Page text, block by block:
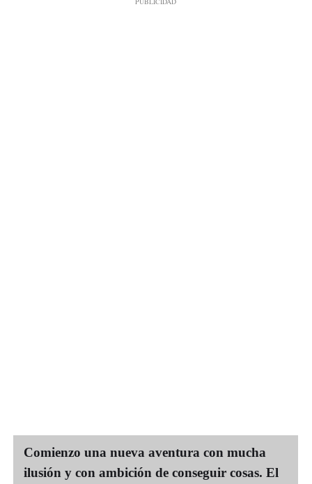
Comienzo una nueva aventura con mucha
ilusión y con ambición de conseguir cosas. El